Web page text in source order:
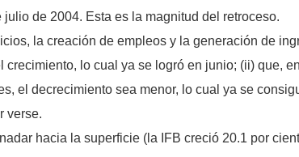
de 2004. Esta es la magnitud del retroceso.
la creación de empleos y la generación de
lo cual ya se logró en junio; (ii) que,
el decrecimiento sea menor, lo cual ya se
verse.
hacia la superficie (la IFB creció 20.1 por